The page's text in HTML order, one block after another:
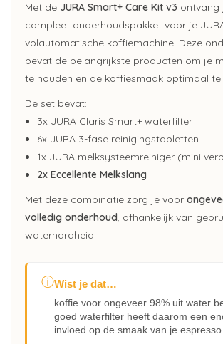
Met de JURA Smart+ Care Kit v3 ontvang
compleet onderhoudspakket voor je
volautomatische koffiemachine. Deze
bevat de belangrijkste producten om je
te houden en de koffiesmaak optimaal te
De set bevat:
3x JURA Claris Smart+ waterfilter
6x JURA 3-fase reinigingstabletten
1x JURA melksysteemreiniger (mini
2x Eccellente Melkslang
Met deze combinatie zorg je voor
volledig onderhoud, afhankelijk van
waterhardheid.
ⓘWist je dat…
koffie voor ongeveer 98% uit water
goed waterfilter heeft daarom een
invloed op de smaak van je espresso.